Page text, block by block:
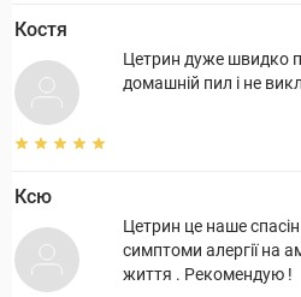
Костя
Цетрин дуже швидко
домашній пил і не
Ксю
Цетрин це наше
симптоми алергії на
життя . Рекомендую !